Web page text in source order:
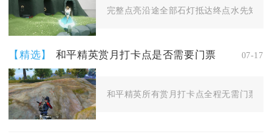
完整点亮沿途全部石灯抵达终点水先知雕
【精选】 和平精英赏月打卡点是否需要门票 07-17
和平精英所有赏月打卡点全程无需门票，